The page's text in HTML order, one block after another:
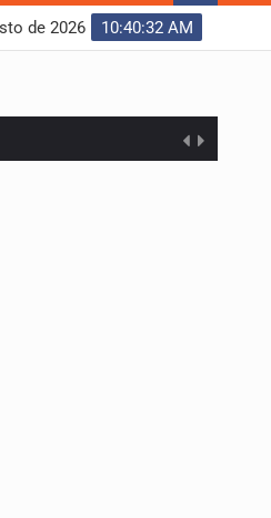
10:40:33 AM
de 2026